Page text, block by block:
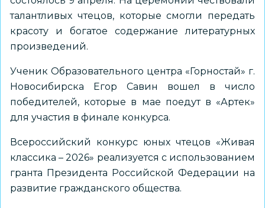
талантливых чтецов, которые смогли передать
красоту и богатое содержание литературных
произведений.
Ученик Образовательного центра «Горностай» г.
Новосибирска Егор Савин вошел в число
победителей, которые в мае поедут в «Артек»
для участия в финале конкурса.
Всероссийский конкурс юных чтецов «Живая
классика – 2026» реализуется с использованием
гранта Президента Российской Федерации на
развитие гражданского общества.